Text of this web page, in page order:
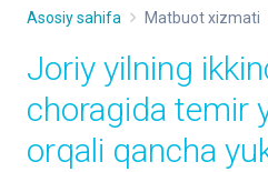
Asosiy sahifa Matbuot xizmati
Joriy yilning
choragida temir
orqali qancha